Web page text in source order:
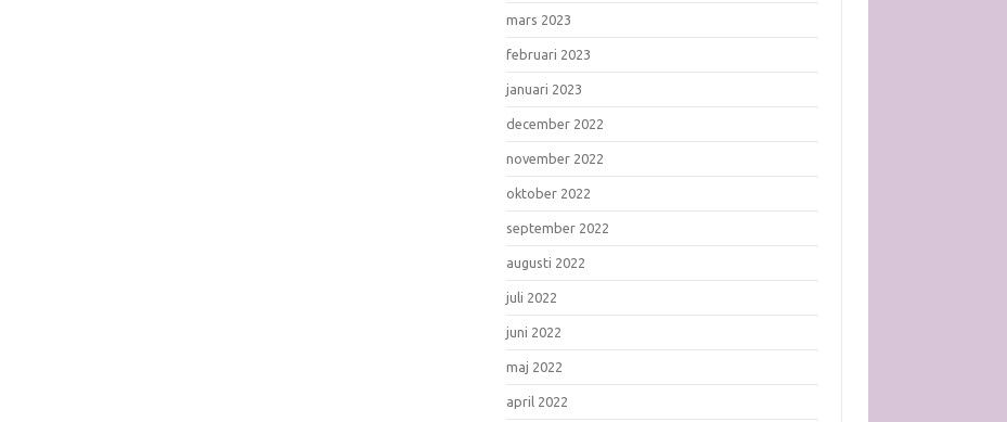
mars 2023
februari 2023
januari 2023
december 2022
november 2022
oktober 2022
september 2022
augusti 2022
juli 2022
juni 2022
maj 2022
april 2022